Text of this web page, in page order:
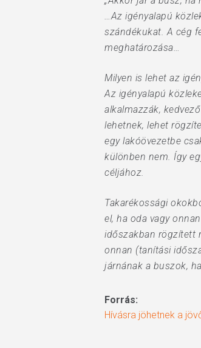
…Az igényalapú
szándékukat. A cég
meghatározása…
Milyen is lehet az
Az igényalapú
alkalmazzák,
lehetnek, lehet
egy lakóövezetbe
különben nem. Így
céljához.
Takarékossági
el, ha oda vagy
időszakban rögzített
onnan (tanítási
járnának a buszok,
Forrás:
Hívásra jöhetnek a